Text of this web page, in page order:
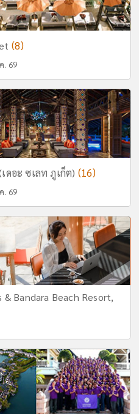
(8)
. 69
ดอะ ซเลท ภูเก็ต) (16)
. 69
& Bandara Beach Resort,